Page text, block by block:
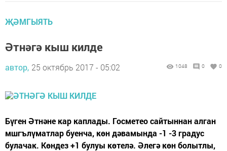
ҖӘМГЫЯТЬ
Әтнәгә кыш килде
автор, 25 октябрь 2017 - 05:02 1048 0 0
Бүген Әтнәне кар каплады. Госметео сайтыннан алган
мшгълүматлар буенча, көн дәвамында -1 -3 градус
булачак. Көндез +1 булуы көтелә. Әлегә көн болытлы,